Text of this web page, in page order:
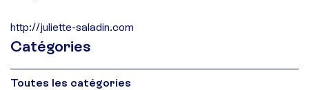
http://juliette-saladin.com
Catégories
Toutes les catégories